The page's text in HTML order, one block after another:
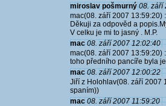
miroslav pošmurný 08. září
mac(08. září 2007 13:59:20) :
Děkuji za odpověd a
V celku je mi to jasný . M.P.
mac 08. září 2007 12:02:40
mac(08. září 2007 13:59:20)
toho předního pancíře byla
mac 08. září 2007 12:00:22
Jiří z Holohlav(08. září 2007
spaním))
mac 08. září 2007 11:59:20